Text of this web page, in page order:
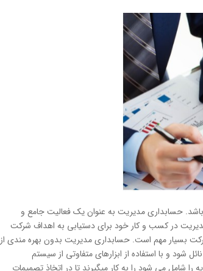
حسابداری مدیریت به عنوان یک فعالیت جامع و
مدیریت در كسب و كار خود برای دستیابی به اهداف شرکت
بسیار مهم است. حسابداری مدیریت بدون بهره مندی از
شود و با استفاده از ابزارهای متفاوتی از سیستم
شامل می شود را به كار میگیرند تا در اتخاذ تصمیمات